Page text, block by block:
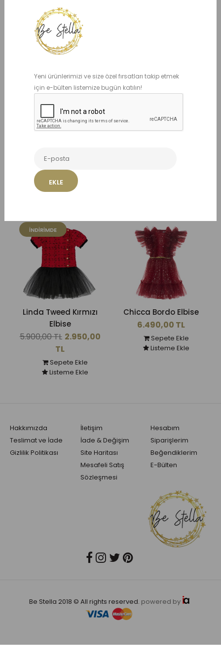
Yeni ürünlerimizi ve size özel fırsatları takip etmek
için e-bülten listemize bugün katılın!
EKLE
Viola Star Bordo Saç Klipsi
649,00 TL
Bordo, kırmızı
ADET
İNDIRIMDE
Linda Tweed Kırmızı
Elbise
5.900,00 TL 2.950,00
TL
Sepete Ekle
Listeme Ekle
Chicca Bordo Elbise
6.490,00 TL
Sepete Ekle
Listeme Ekle
Hakkımızda
Teslimat ve İade
Gizlilik Politikası
İletişim
İade & Değişim
Site Haritası
Mesafeli Satış
Sözleşmesi
Hesabım
Siparişlerim
Beğendiklerim
E-Bülten
Be Stella 2018 © All rights reserved. powered by